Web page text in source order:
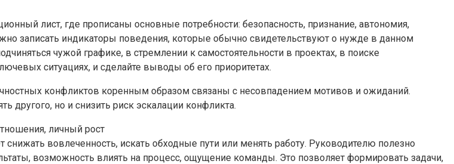
лист, где прописаны основные потребности: безопасность, признание, автономия,
записать индикаторы поведения, которые обычно свидетельствуют о нужде в данном
чужой графике, в стремлении к самостоятельности в проектах, в поиске
ситуациях, и сделайте выводы об его приоритетах.
конфликтов коренным образом связаны с несовпадением мотивов и ожиданий.
другого, но и снизить риск эскалации конфликта.
личный рост
вовлеченность, искать обходные пути или менять работу. Руководителю полезно
возможность влиять на процесс, ощущение команды. Это позволяет формировать задачи,